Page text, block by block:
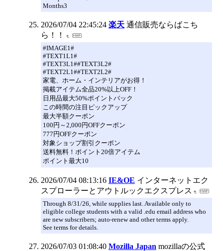
Months3
2026/07/04 22:45:24 楽天 通信販売ならばこち
ら！！
#IMAGE1#
#TEXT1L1#
#TEXT3L1##TEXT3L2#
#TEXT2L1##TEXT2L2#
家電、ホーム・インテリアがお得！
掲載アイテム全品20%以上OFF！
日用品最大50%ポイントバック
この時間の注目ピックアップ
最大半額クーポン
100円～2,000円OFFクーポン
777円OFFクーポン
対象ショップ割引クーポン
送料無料！ポイント20倍アイテム
ポイント最大10
2026/07/04 08:13:16 IE&OE インターネットエク
スプローラーとアウトルックエクスプレス
Through 8/31/26, while supplies last. Available only to
eligible college students with a valid .edu email address who
are new subscribers; auto-renew and other terms apply.
See terms for details.
2026/07/03 01:08:40 Mozilla Japan mozillaの公式